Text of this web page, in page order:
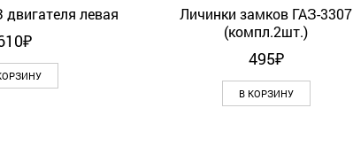
левая
₽
Личинки замков ГАЗ-3307
(компл.2шт.)
495₽
В КОРЗИНУ